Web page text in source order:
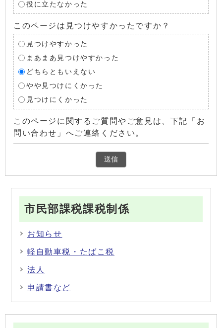
役に立たなかった
このページは見つけやすかったですか？
見つけやすかった
まあまあ見つけやすかった
どちらともいえない
やや見つけにくかった
見つけにくかった
このページに関するご質問やご意見は、下記「お
問い合わせ」へご連絡ください。
市民部課税課税制係
お知らせ
軽自動車税・たばこ税
法人
申請書など